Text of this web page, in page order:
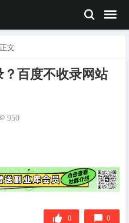
文
？百度不收录网站
950
0 0